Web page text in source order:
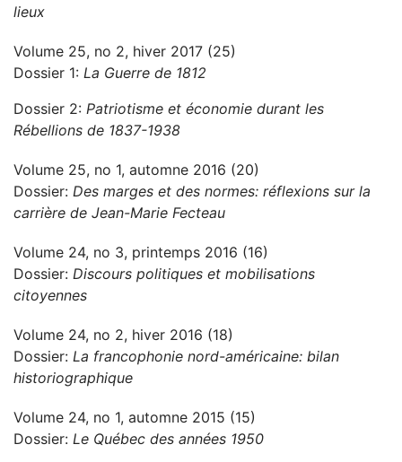
lieux
Volume 25, no 2, hiver 2017 (25)
Dossier 1: La Guerre de 1812
Dossier 2: Patriotisme et économie durant les
Rébellions de 1837-1938
Volume 25, no 1, automne 2016 (20)
Dossier: Des marges et des normes: réflexions sur la
carrière de Jean-Marie Fecteau
Volume 24, no 3, printemps 2016 (16)
Dossier: Discours politiques et mobilisations
citoyennes
Volume 24, no 2, hiver 2016 (18)
Dossier: La francophonie nord-américaine: bilan
historiographique
Volume 24, no 1, automne 2015 (15)
Dossier: Le Québec des années 1950